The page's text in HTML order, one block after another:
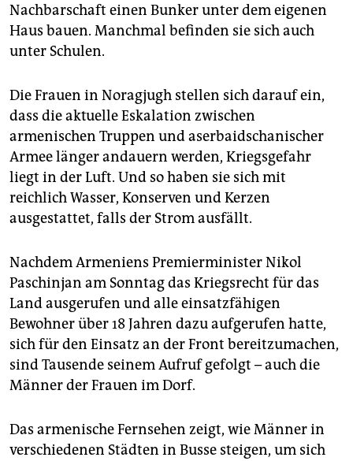
Nachbarschaft einen Bunker unter dem eigenen
Haus bauen. Manchmal befinden sie sich auch
unter Schulen.
Die Frauen in Noragjugh stellen sich darauf ein,
dass die aktuelle Eskalation zwischen
armenischen Truppen und aserbaidschanischer
Armee länger andauern werden, Kriegsgefahr
liegt in der Luft. Und so haben sie sich mit
reichlich Wasser, Konserven und Kerzen
ausgestattet, falls der Strom ausfällt.
Nachdem Armeniens Premierminister Nikol
Paschinjan am Sonntag das Kriegsrecht für das
Land ausgerufen und alle einsatzfähigen
Bewohner über 18 Jahren dazu aufgerufen hatte,
sich für den Einsatz an der Front bereitzumachen,
sind Tausende seinem Aufruf gefolgt – auch die
Männer der Frauen im Dorf.
Das armenische Fernsehen zeigt, wie Männer in
verschiedenen Städten in Busse steigen, um sich